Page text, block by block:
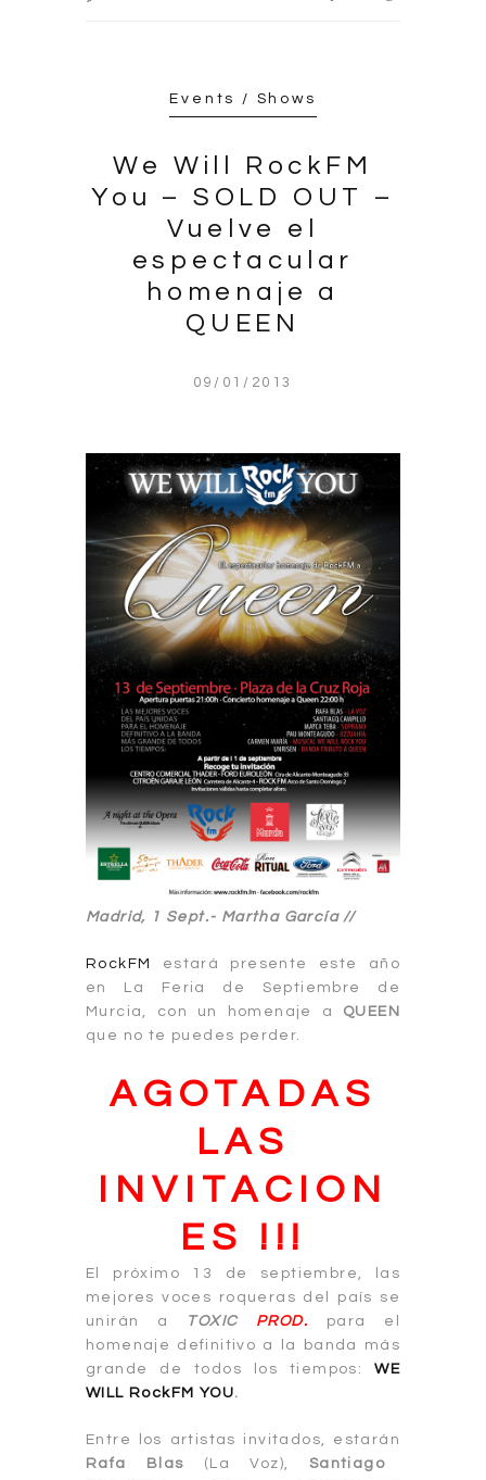
Events / Shows
We Will RockFM
You – SOLD OUT –
Vuelve el
espectacular
homenaje a
QUEEN
09/01/2013
Madrid, 1 Sept.- Martha García //
RockFM
estará presente este año
en La Feria de Septiembre de
Murcia, con un homenaje a QUEEN
que no te puedes perder.
AGOTADAS
LAS
INVITACION
ES !!!
El próximo 13 de septiembre, las
mejores voces roqueras del país se
unirán a
TOXIC PROD.
para el
homenaje definitivo a la banda más
grande de todos los tiempos:WE
WILL RockFM YOU.
Entre los artistas invitados, estarán
Rafa Blas (La Voz), Santiago